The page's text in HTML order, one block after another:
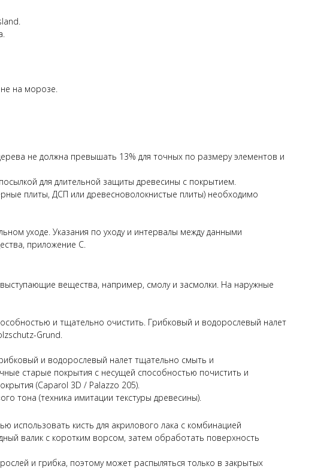
на морозе.
не должна превышать 13% для точных по размеру элементов и
для длительной защиты древесины с покрытием.
плиты, ДСП или древесноволокнистые плиты) необходимо
уходе. Указания по уходу и интервалы между данными
приложение С.
вещества, например, смолу и засмолки. На наружные
и тщательно очистить. Грибковый и водорослевый налет
Grund.
и водорослевый налет тщательно смыть и
старые покрытия с несущей способностью почистить и
(Caparol 3D / Palazzo 205).
тона (техника имитации текстуры древесины).
кисть для акрилового лака с комбинацией
валик с коротким ворсом, затем обработать поверхность
и грибка, поэтому может распыляться только в закрытых